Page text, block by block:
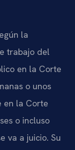
la
trabajo del
en la Corte
o unos
en la Corte
o incluso
va a juicio. Su